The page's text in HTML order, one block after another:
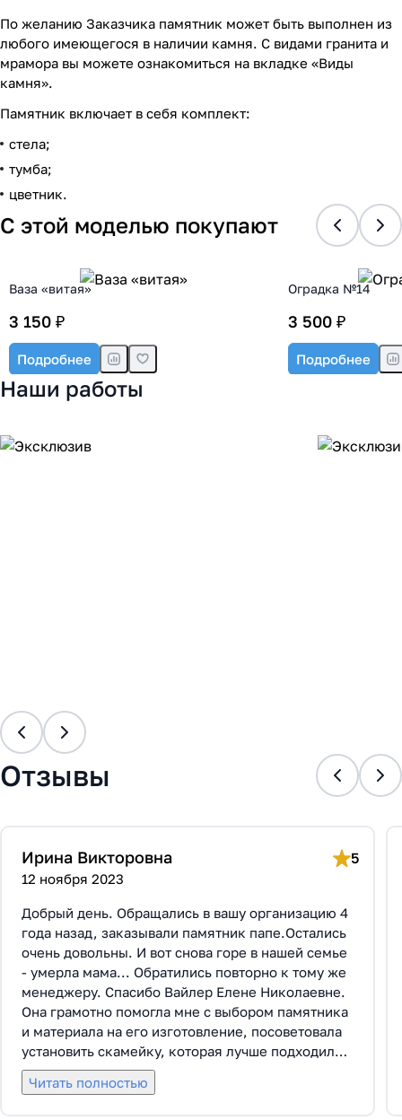
По желанию Заказчика памятник может быть выполнен из
любого имеющегося в наличии камня. С видами гранита и
мрамора вы можете ознакомиться на вкладке «Виды
камня».
Памятник включает в себя комплект:
стела;
тумба;
цветник.
С этой моделью покупают
Ваза «витая»
3 150 ₽
Подробнее
Оградка №14
3 500 ₽
Подробнее
Наши работы
Отзывы
Ирина Викторовна 5
12 ноября 2023
Добрый день. Обращались в вашу организацию 4
года назад, заказывали памятник папе.Остались
очень довольны. И вот снова горе в нашей семье
- умерла мама... Обратились повторно к тому же
менеджеру. Спасибо Вайлер Елене Николаевне.
Она грамотно помогла мне с выбором памятника
и материала на его изготовление, посоветовала
установить скамейку, которая лучше подходила
по общему дизайну. Вышли на улицу, посмотрели
представленные варианты, я определилась с
Читать полностью